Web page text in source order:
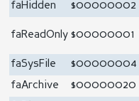
faHidden
$00000002
faReadOnly $00000001
faSysFile
$00000004
faArchive
$00000020